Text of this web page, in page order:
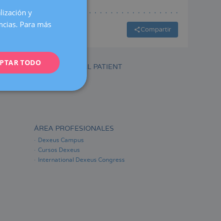
Compartir
INTERNATIONAL PATIENT
ÁREA PROFESIONALES
Dexeus Campus
Cursos Dexeus
International Dexeus Congress
CATALÀ
FRENCH
y
Para más
TODO